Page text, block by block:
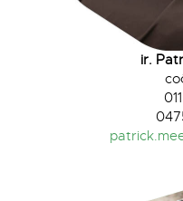
ir.